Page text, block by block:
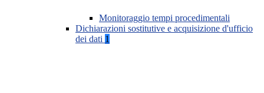
Monitoraggio tempi procedimentali
Dichiarazioni sostitutive e acquisizione d'ufficio
dei dati 1